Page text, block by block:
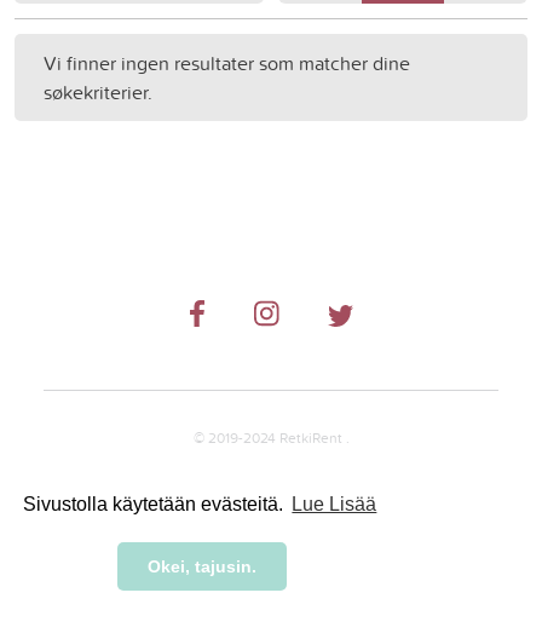
Sivustolla käytetään evästeitä. Lue Lisää
Okei, tajusin.
Vi finner ingen resultater som matcher dine
søkekriterier.
© 2019-2024 RetkiRent .